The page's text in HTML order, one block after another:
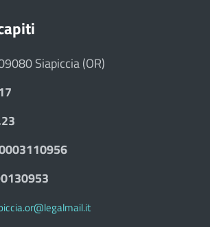
Siapiccia (OR)